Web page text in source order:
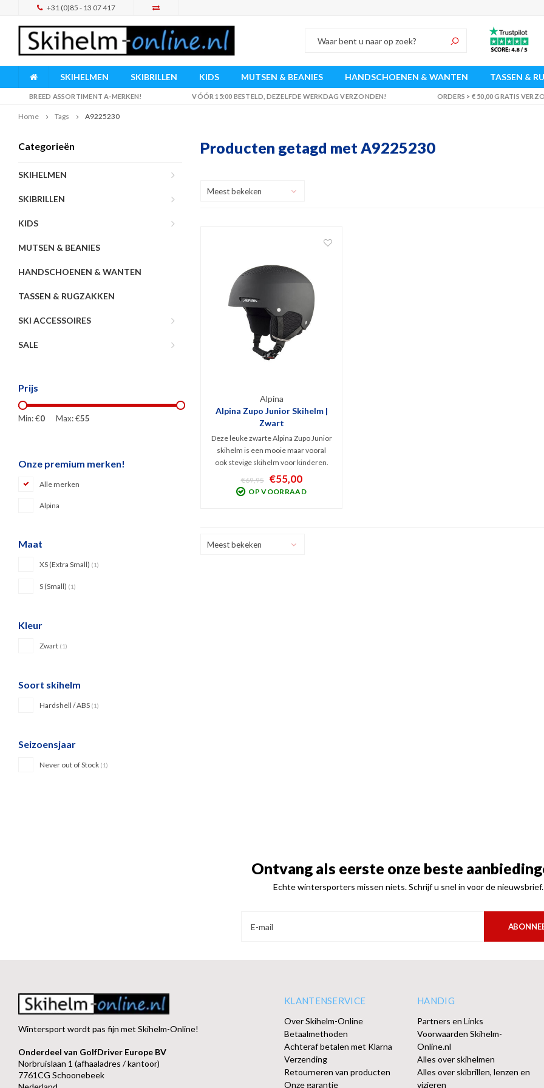
+31 (0)85 - 13 07 417
SKIHELMEN SKIBRILLEN KIDS MUTSEN & BEANIES HANDSCHOENEN & WANTEN TASSEN &
BREED ASSORTIMENT A-MERKEN! VÓÓR 15:00 BESTELD, DEZELFDE WERKDAG VERZONDEN! ORDERS > € 50,00 GRATIS
Home Tags A9225230
Categorieën
SKIHELMEN
SKIBRILLEN
KIDS
MUTSEN & BEANIES
HANDSCHOENEN & WANTEN
TASSEN & RUGZAKKEN
SKI ACCESSOIRES
SALE
Prijs
Min: €0 Max: €55
Onze premium merken!
Alle merken
Alpina
Maat
XS (Extra Small) (1)
S (Small) (1)
Kleur
Zwart (1)
Soort skihelm
Hardshell / ABS (1)
Seizoensjaar
Never out of Stock (1)
Producten getagd met A9225230
Meest bekeken
Alpina
Alpina Zupo Junior Skihelm |
Zwart
Deze leuke zwarte Alpina Zupo Junior
skihelm is een mooie maar vooral
ook stevige skihelm voor kinderen.
Comfortabel, veilig en ook hygiënisch
door zijn uitneembaar en wasbare
binnenvoering. Dit is een Hard Shell
€69,95 €55,00
OP VOORRAAD
Meest bekeken
Ontvang als eerste onze beste
Echte wintersporters missen niets. Schrijf u snel in voor de nieuwsbrief.
Wintersport wordt pas fijn met Skihelm-Online!
Onderdeel van GolfDriver Europe BV
Norbruislaan 1 (afhaaladres / kantoor)
7761CG Schoonebeek
KLANTENSERVICE
Over Skihelm-Online
Betaalmethoden
Achteraf betalen met Klarna
Verzending
Retourneren van producten
Onze garantie
HANDIG
Partners en Links
Voorwaarden Skihelm-
Online.nl
Alles over skihelmen
Alles over skibrillen, lenzen en
vizieren